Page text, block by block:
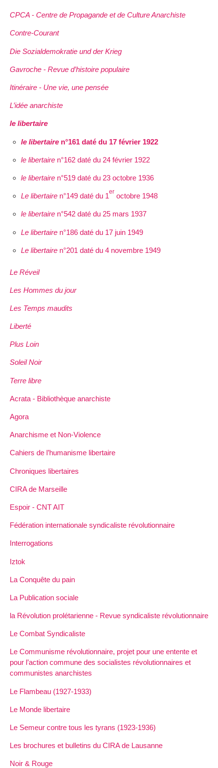
CPCA - Centre de Propagande et de Culture Anarchiste
Contre-Courant
Die Sozialdemokratie und der Krieg
Gavroche - Revue d’histoire populaire
Itinéraire - Une vie, une pensée
L’idée anarchiste
le libertaire
le libertairen°161 daté du 17 février 1922
le libertairen°162 daté du 24 février 1922
le libertairen°519 daté du 23 octobre 1936
Le libertairen°149 daté du 1er octobre 1948
le libertairen°542 daté du 25 mars 1937
Le libertairen°186 daté du 17 juin 1949
Le libertairen°201 daté du 4 novembre 1949
Le Réveil
Les Hommes du jour
Les Temps maudits
Liberté
Plus Loin
Soleil Noir
Terre libre
Acrata - Bibliothèque anarchiste
Agora
Anarchisme et Non-Violence
Cahiers de l’humanisme libertaire
Chroniques libertaires
CIRA de Marseille
Espoir - CNT AIT
Fédération internationale syndicaliste révolutionnaire
Interrogations
Iztok
La Conquête du pain
La Publication sociale
la Révolution prolétarienne - Revue syndicaliste révolutionnaire
Le Combat Syndicaliste
Le Communisme révolutionnaire, projet pour une entente et
pour l’action commune des socialistes révolutionnaires et
communistes anarchistes
Le Flambeau (1927-1933)
Le Monde libertaire
Le Semeur contre tous les tyrans (1923-1936)
Les brochures et bulletins du CIRA de Lausanne
Noir & Rouge